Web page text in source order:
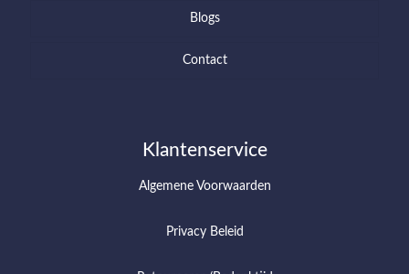
Blogs
Contact
Klantenservice
Algemene Voorwaarden
Privacy Beleid